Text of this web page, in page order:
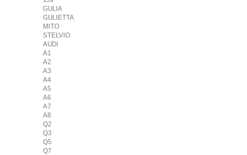
GULIA
GULIETTA
MITO
STELVIO
AUDI
A1
A2
A3
A4
A5
A6
A7
A8
Q2
Q3
Q5
Q7